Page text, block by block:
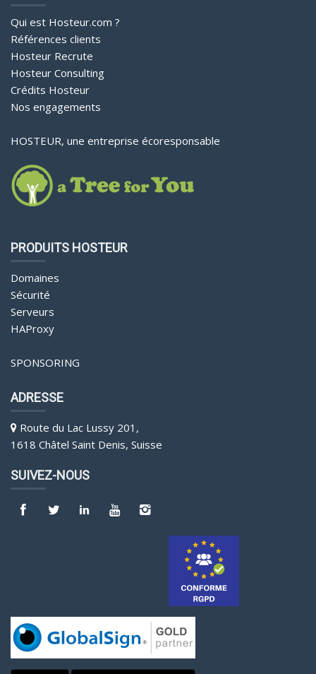
Qui est Hosteur.com ?
Références clients
Hosteur Recrute
Hosteur Consulting
Crédits Hosteur
Nos engagements
HOSTEUR, une entreprise écoresponsable
PRODUITS HOSTEUR
Domaines
Sécurité
Serveurs
HAProxy
SPONSORING
ADRESSE
Route du Lac Lussy 201,
1618 Châtel Saint Denis, Suisse
SUIVEZ-NOUS